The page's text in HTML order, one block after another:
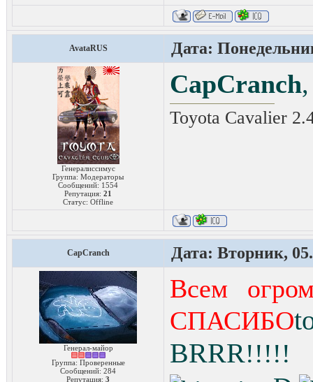
AvataRUS Дата:
Генералиссимус
Группа: Модераторы
Сообщений: 1554
Репутация: 21
Статус: Offline
CapCranch
Toyota Cavalier
CapCranch Дата: Вторник,
Генерал-майор
Группа: Проверенные
Сообщений: 284
Репутация: 3
Всем
СПАСИБО
BRRR!!!!!